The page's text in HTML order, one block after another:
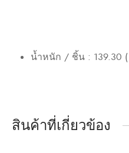
น้ำหนัก / ชิ้น : 139.30
สินค้าที่เกี่ยวข้อง